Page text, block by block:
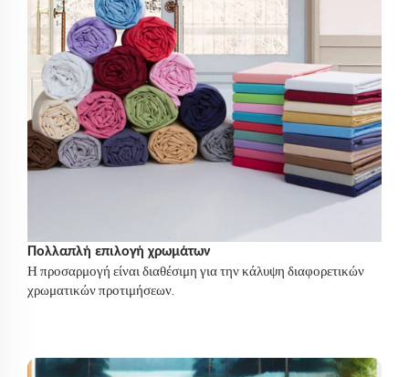
Πολλαπλή επιλογή χρωμάτων
Η προσαρμογή είναι διαθέσιμη για την κάλυψη διαφορετικών
χρωματικών προτιμήσεων.